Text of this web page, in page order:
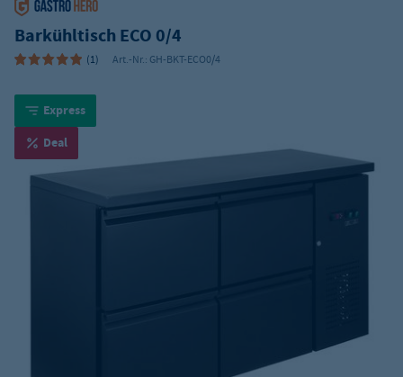
Barkühltisch ECO 0/4
(1) Art.-Nr.: GH-BKT-ECO0/4
Express
Deal